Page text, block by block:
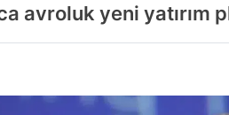
avroluk yeni yatırım